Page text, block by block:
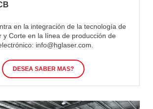
en la integración de la tecnología de
y Corte en la línea de producción de
info@hglaser.com.
DESEA SABER MAS?